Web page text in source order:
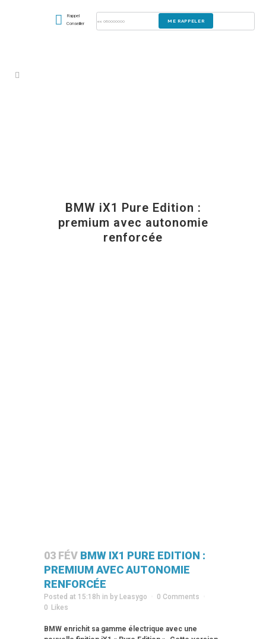
Rappel
BMW iX1 Pure Edition :
premium avec autonomie
renforcée
03 FÉV BMW IX1 PURE EDITION :
PREMIUM AVEC AUTONOMIE
RENFORCÉE
Posted at 15:18h in by Leasygo
0 Comments
0 Likes
BMW enrichit sa gamme électrique avec une